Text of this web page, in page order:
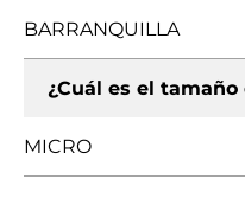
BARRANQUILLA
¿Cuál es el
MICRO